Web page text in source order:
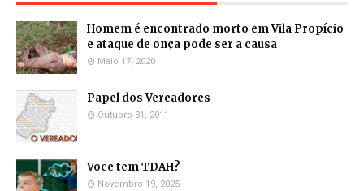
Homem é encontrado morto em Vila Propício
e ataque de onça pode ser a causa
Maio 17, 2020
Papel dos Vereadores
Outubro 31, 2011
Voce tem TDAH?
Novembro 19, 2025